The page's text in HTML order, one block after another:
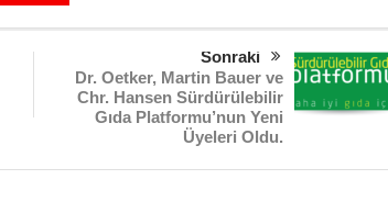
Sonraki
Dr. Oetker, Martin Bauer ve
Chr. Hansen Sürdürülebilir
Gıda Platformu’nun Yeni
Üyeleri Oldu.